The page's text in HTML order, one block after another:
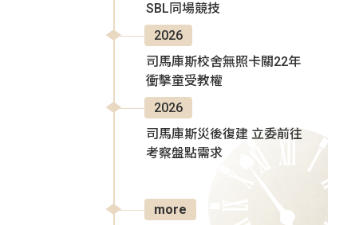
SBL同場競技
2026
司馬庫斯校舍無照卡關22年
衝擊童受教權
2026
司馬庫斯災後復建 立委前往
考察盤點需求
more